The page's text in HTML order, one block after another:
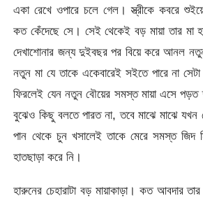
একা রেখে ওপারে চলে গেল। স্ত্রীকে কবরে
কত কেঁদেছে সে। সেই থেকেই বড় মায়া তার মা
দেখাশোনার জন্য দুইবছর পর বিয়ে করে আনল
নতুন মা যে তাকে একেবারেই সইতে পারে না
ফিরলেই যেন নতুন বৌয়ের সমস্ত মায়া এসে পড়ত
বুঝেও কিছু বলতে পারত না, তবে মাঝে মাঝে যখন
পান থেকে চুন খসালেই তাকে মেরে সমস্ত জিদ
হাতছাড়া করে নি।
হারুনের চেহারাটা বড় মায়াকাড়া। কত আবদার